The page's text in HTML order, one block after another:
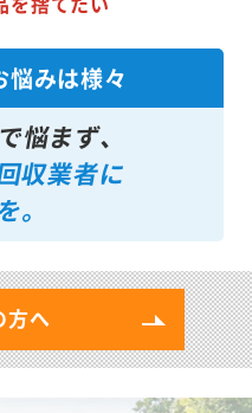
悩みは様々
悩まず、
収業者に
。
方へ